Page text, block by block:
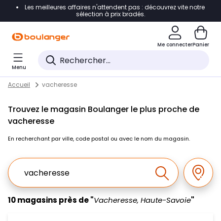
Accéder directement à la navigation
Accéder directement au pied de page
Accéder directement au chatbot
Les meilleures affaires n'attendent pas : découvrez vite notre
sélection à prix bradés.
Me connecterPanier
Menu
Skip to content
Return to Nav
Accueil vacheresse
Trouvez le magasin Boulanger le plus proche de
vacheresse
En recherchant par ville, code postal ou avec le nom du magasin.
Ville, Region, Code postal ou Ville & Pays
Effectuer la
10 magasins près de "Vacheresse, Haute-Savoie"